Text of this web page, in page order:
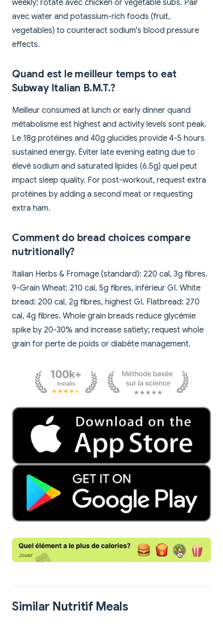
weekly; rotate avec chicken or vegetable subs. Pair
avec water and potassium-rich foods (fruit,
vegetables) to counteract sodium's blood pressure
effects.
Quand est le meilleur temps to eat
Subway Italian B.M.T.?
Meilleur consumed at lunch or early dinner quand
métabolisme est highest and activity levels sont peak.
Le 18g protéines and 40g glucides provide 4-5 hours
sustained energy. Éviter late evening eating due to
élevé sodium and saturated lipides (6.5g) quel peut
impact sleep quality. For post-workout, request extra
protéines by adding a second meat or requesting
extra ham.
Comment do bread choices compare
nutritionally?
Italian Herbs & Fromage (standard): 220 cal, 3g fibres.
9-Grain Wheat: 210 cal, 5g fibres, inférieur GI. White
bread: 200 cal, 2g fibres, highest GI. Flatbread: 270
cal, 4g fibres. Whole grain breads reduce glycémie
spike by 20-30% and increase satiety; request whole
grain for perte de poids or diabète management.
Similar Nutritif Meals